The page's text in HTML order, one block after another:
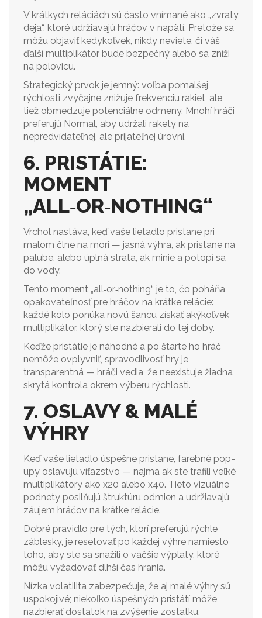
V krátkych reláciách sú často vnímané ako „zvraty
deja“, ktoré udržiavajú hráčov v napätí. Pretože sa
môžu objaviť kedykoľvek, nikdy neviete, či váš
ďalší multiplikátor bude bezpečný alebo sa zníži
na polovicu.
Strategický prvok je jemný: voľba pomalšej
rýchlosti zvyčajne znižuje frekvenciu rakiet, ale
tiež obmedzuje potenciálne odmeny. Mnohí hráči
preferujú Normal, aby udržali rakety na
nepredvídateľnej, ale prijateľnej úrovni.
6. PRISTÁTIE:
MOMENT
„ALL‑OR‑NOTHING“
Vrchol nastáva, keď vaše lietadlo pristane pri
malom člne na mori — jasná výhra, ak pristane na
palube, alebo úplná strata, ak minie a potopí sa
do vody.
Tento moment „all‑or‑nothing“ je to, čo poháňa
opakovateľnosť pre hráčov na krátke relácie:
každé kolo ponúka novú šancu získať akýkoľvek
multiplikátor, ktorý ste nazbierali do tej doby.
Keďže pristátie je náhodné a po štarte ho hráč
nemôže ovplyvniť, spravodlivosť hry je
transparentná — hráči vedia, že neexistuje žiadna
skrytá kontrola okrem výberu rýchlosti.
7. OSLAVY & MALÉ
VÝHRY
Keď vaše lietadlo úspešne pristane, farebné pop-
upy oslavujú víťazstvo — najmä ak ste trafili veľké
multiplikátory ako x20 alebo x40. Tieto vizuálne
podnety posilňujú štruktúru odmien a udržiavajú
záujem hráčov na krátke relácie.
Dobré pravidlo pre tých, ktorí preferujú rýchle
záblesky, je resetovať po každej výhre namiesto
toho, aby ste sa snažili o väčšie výplaty, ktoré
môžu vyžadovať dlhší čas hrania.
Nízka volatilita zabezpečuje, že aj malé výhry sú
uspokojivé; niekoľko úspešných pristátí môže
nazbierať dostatok na zvýšenie zostatku.